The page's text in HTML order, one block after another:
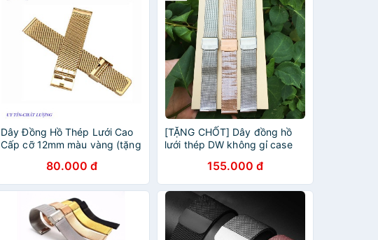
Dây Đồng Hồ Thép Lưới Cao
Cấp cỡ 12mm màu vàng (tặng
80.000 đ
[TẶNG CHỐT] Dây đồng hồ
lưới thép DW không gỉ case
155.000 đ